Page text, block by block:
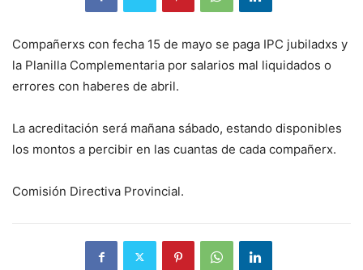
Compañerxs con fecha 15 de mayo se paga IPC jubiladxs y
la Planilla Complementaria por salarios mal liquidados o
errores con haberes de abril.
La acreditación será mañana sábado, estando disponibles
los montos a percibir en las cuantas de cada compañerx.
Comisión Directiva Provincial.